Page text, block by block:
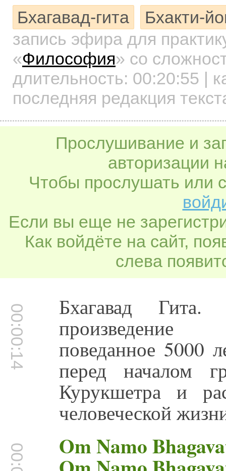
Бхагавад-гита
Бхакти-
запись эфира для
«Философия» со
длительность: 00:20:55 |
последняя редакция
Прослушивание и
авторизации
Чтобы прослушать или
Если вы еще не
Как войдёте на сайт,
слева
00:00:14 Бхагавад
произведение
поведанное 5000
перед началом
Курукшетра и
человеческой
Om Namo